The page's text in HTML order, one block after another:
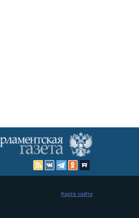
Карта сайта